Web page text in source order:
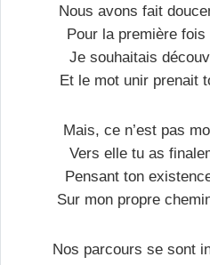
Nous avons fait
Pour la première
Je souhaitais
Et le mot unir prenait
Mais, ce n’est pas
Vers elle tu as
Pensant ton
Sur mon propre
Nos parcours se sont